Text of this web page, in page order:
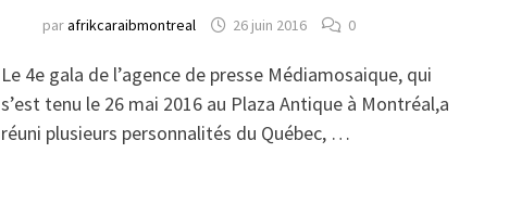
parafrikcaraibmontreal 26 juin 2016 0
Le 4e gala de l’agence de presse Médiamosaique, qui
s’est tenu le 26 mai 2016 au Plaza Antique à Montréal,a
réuni plusieurs personnalités du Québec, …